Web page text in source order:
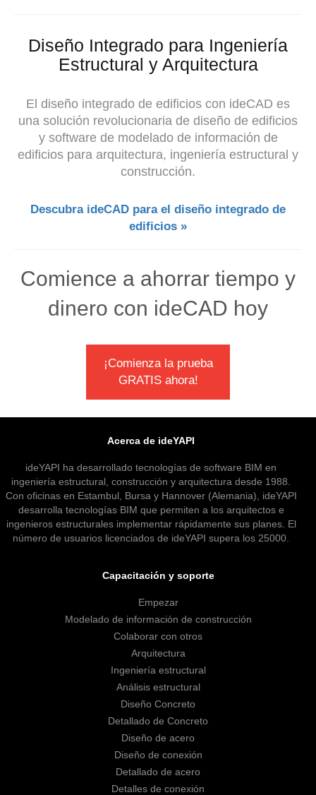
Diseño Integrado para Ingeniería
Estructural y Arquitectura
El diseño integrado de edificios con ideCAD es
una solución revolucionaria de diseño de edificios
y software de modelado de información de
edificios para arquitectura, ingeniería estructural y
construcción.
Descubra ideCAD para el diseño integrado de
edificios »
Comience a ahorrar tiempo y
dinero con ideCAD hoy
¡Comienza la prueba
GRATIS ahora!
Acerca de ideYAPI
ideYAPI ha desarrollado tecnologías de software BIM en
ingeniería estructural, construcción y arquitectura desde 1988.
Con oficinas en Estambul, Bursa y Hannover (Alemania), ideYAPI
desarrolla tecnologías BIM que permiten a los arquitectos e
ingenieros estructurales implementar rápidamente sus planes. El
número de usuarios licenciados de ideYAPI supera los 25000.
Capacitación y soporte
Empezar
Modelado de información de construcción
Colaborar con otros
Arquitectura
Ingeniería estructural
Análisis estructural
Diseño Concreto
Detallado de Concreto
Diseño de acero
Diseño de conexión
Detallado de acero
Detalles de conexión